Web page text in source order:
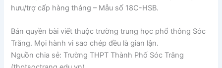
hưu/trợ cấp hàng tháng – Mẫu số 18C-HSB.
Bản quyền bài viết thuộc trường trung học phổ thông Sóc
Trăng. Mọi hành vi sao chép đều là gian lận.
Nguồn chia sẻ: Trường THPT Thành Phố Sóc Trăng